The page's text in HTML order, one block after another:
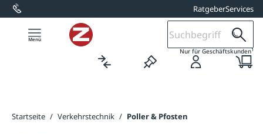
springen RatgeberServices
Nur für Geschäftskunden1
Startseite / Verkehrstechnik / Poller & Pfosten